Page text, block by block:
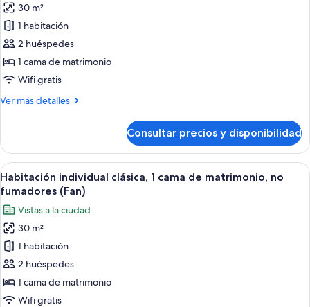
(Fan)
de
Habitación
individual
clásica,
1
de
fumadores
(Fan)
30 m²
1 habitación
2 huéspedes
1 cama de matrimonio
Wifi gratis
Ver más detalles
Más
individual
clásica,
1
cama
matrimonio,
no
fumadores
(Fan)
Consultar precios y disponibilidad
Abrir
todas
las
fotos
de
Habitación
individual
clásica,
1
Ropa de cama de alta calidad,
10
Habitación individual clásica, 1 cama de matrimonio, no
fumadores (Fan)
Vistas a la ciudad
30 m²
1 habitación
2 huéspedes
1 cama de matrimonio
Wifi gratis